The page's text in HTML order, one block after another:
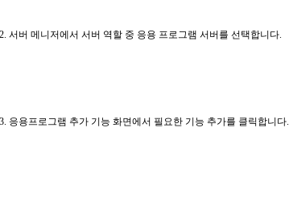
서버 메니저에서 서버 역할 중 응용 프로그램 서버를 선택합니다.
응용프로그램 추가 기능 화면에서 필요한 기능 추가를 클릭합니다.